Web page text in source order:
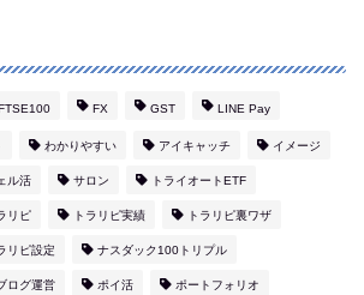
FX GST LINE Pay
わかりやすい アイキャッチ イメージ
ル活 サロン トライオートETF
リピ トラリピ実績 トラリピ裏ワザ
リピ設定 ナスダック100トリプル
ログ運営 ポイ活 ポートフォリオ